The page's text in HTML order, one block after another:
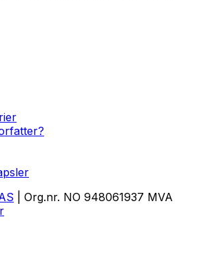
| Org.nr. NO 948061937 MVA